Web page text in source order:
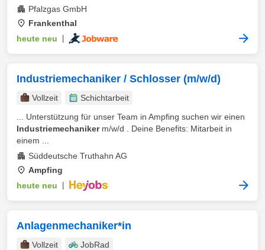
Pfalzgas GmbH
Frankenthal
heute neu
Industriemechaniker / Schlosser (m/w/d)
Vollzeit
Schichtarbeit
... Unterstützung für unser Team in Ampfing suchen wir einen
Industriemechanikerm/w/d . Deine Benefits: Mitarbeit in
einem ...
Süddeutsche Truthahn AG
Ampfing
heute neu
Anlagenmechaniker*in
Vollzeit
JobRad